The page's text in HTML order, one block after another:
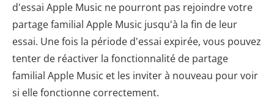
d'essai Apple Music ne pourront pas rejoindre votre
partage familial Apple Music jusqu'à la fin de leur
essai. Une fois la période d'essai expirée, vous pouvez
tenter de réactiver la fonctionnalité de partage
familial Apple Music et les inviter à nouveau pour voir
si elle fonctionne correctement.